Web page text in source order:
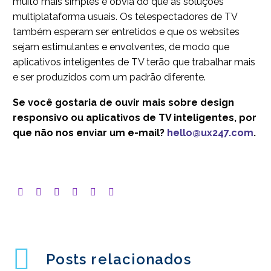
multiplataforma usuais. Os telespectadores de TV
também esperam ser entretidos e que os websites
sejam estimulantes e envolventes, de modo que
aplicativos inteligentes de TV terão que trabalhar mais
e ser produzidos com um padrão diferente.
Se você gostaria de ouvir mais sobre design
responsivo ou aplicativos de TV inteligentes, por
que não nos enviar um e-mail? hello@ux247.com.
Posts relacionados